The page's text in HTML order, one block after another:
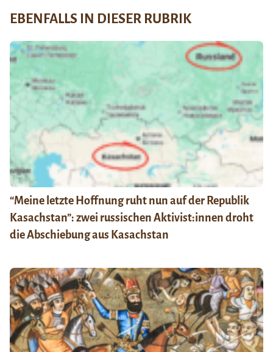
EBENFALLS IN DIESER RUBRIK
“Meine letzte Hoffnung ruht nun auf der Republik
Kasachstan”: zwei russischen Aktivist:innen droht
die Abschiebung aus Kasachstan